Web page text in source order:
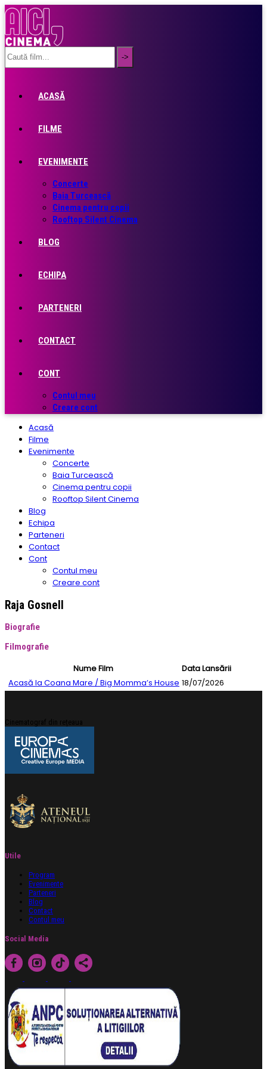
ACASĂ
FILME
EVENIMENTE
Concerte
Baia Turcească
Cinema pentru copii
Rooftop Silent Cinema
BLOG
ECHIPA
PARTENERI
CONTACT
CONT
Contul meu
Creare cont
Acasă
Filme
Evenimente
Concerte
Baia Turcească
Cinema pentru copii
Rooftop Silent Cinema
Blog
Echipa
Parteneri
Contact
Cont
Contul meu
Creare cont
Raja Gosnell
Biografie
Filmografie
Nume Film
Data Lansării
Acasă la Coana Mare / Big Momma’s House 18/07/2026
Cinematograf din rețeaua
Utile
Program
Evenimente
Parteneri
Blog
Contact
Contul meu
Social Media